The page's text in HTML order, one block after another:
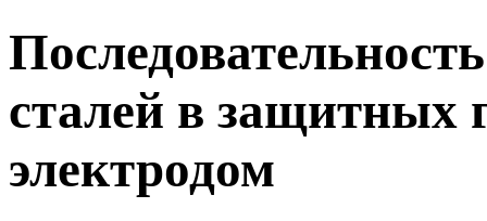
сталей в защитных
электродом